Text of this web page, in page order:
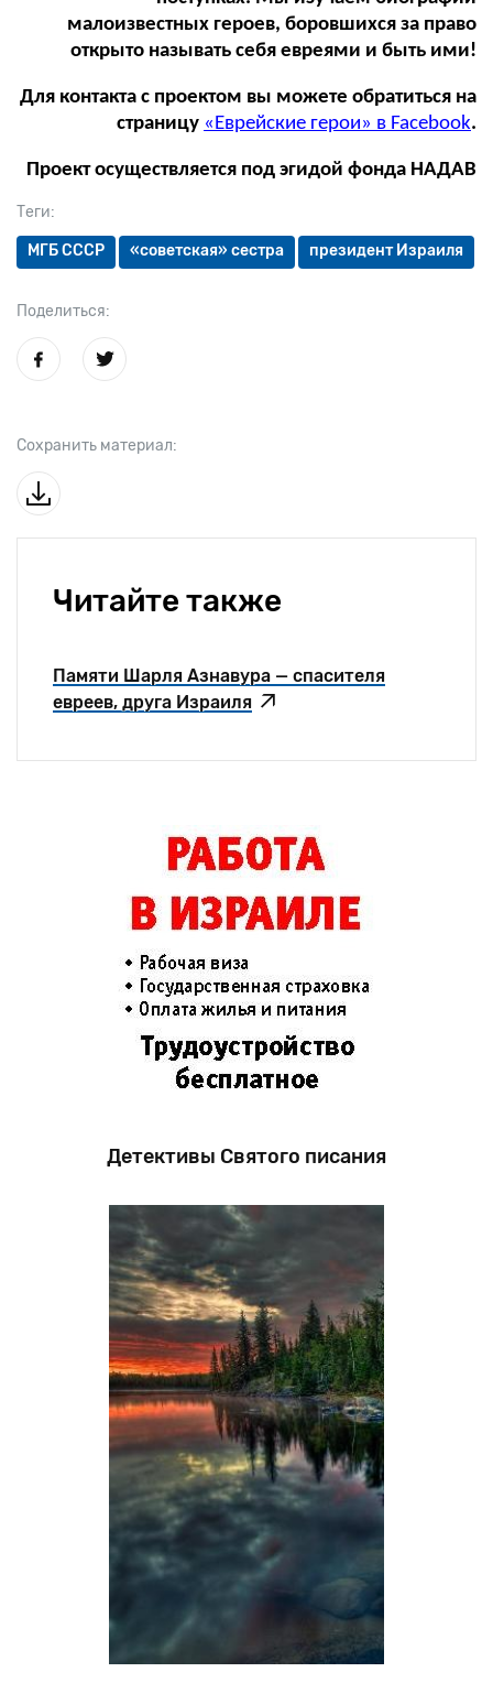
Теги:
МГБ СССР «советская» сестра президент Израиля
Поделиться:
Сохранить материал:
малоизвестных героев, боровшихся за право
открыто называть себя евреями и быть ими!
Для контакта с проектом вы можете обратиться на
страницу «Еврейские герои» в Facebook.
Проект осуществляется под эгидой фонда НАДАВ
Читайте также
Памяти Шарля Азнавура — спасителя
евреев, друга Израиля
Детективы Святого писания